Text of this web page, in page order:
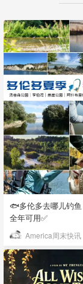
🐟多伦多去哪儿钓
全年可用✅
America周末快讯